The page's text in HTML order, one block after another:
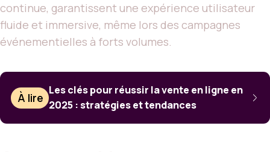
continue, garantissent une expérience utilisateur
fluide et immersive, même lors des campagnes
événementielles à forts volumes.
À lire
Les clés pour réussir la vente en ligne en
2025 : stratégies et tendances